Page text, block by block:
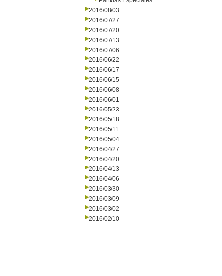
2016/08/03
2016/07/27
2016/07/20
2016/07/13
2016/07/06
2016/06/22
2016/06/17
2016/06/15
2016/06/08
2016/06/01
2016/05/23
2016/05/18
2016/05/11
2016/05/04
2016/04/27
2016/04/20
2016/04/13
2016/04/06
2016/03/30
2016/03/09
2016/03/02
2016/02/10